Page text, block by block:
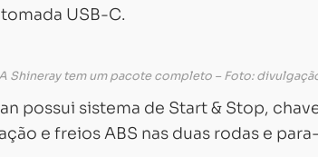
USB-C.
Shineray tem um pacote completo – Foto:
possui sistema de Start & Stop,
e freios ABS nas duas rodas e